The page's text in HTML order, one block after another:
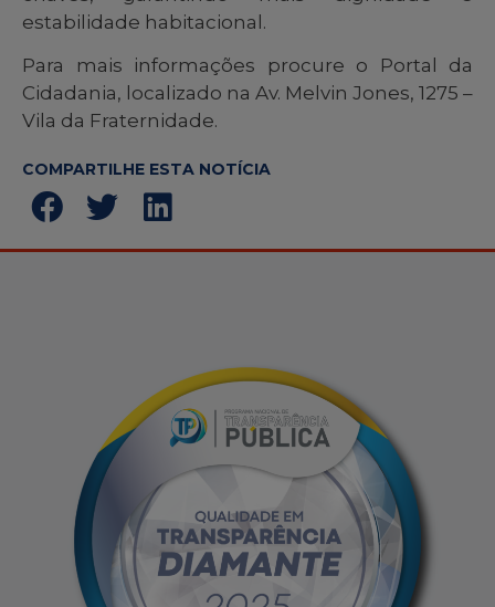
estabilidade habitacional.
Para mais informações procure o Portal da
Cidadania, localizado na Av. Melvin Jones, 1275 –
Vila da Fraternidade.
COMPARTILHE ESTA NOTÍCIA